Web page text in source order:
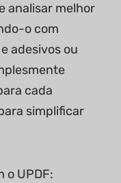
analisar melhor
o com
adesivos ou
cada
simplificar
o UPDF: